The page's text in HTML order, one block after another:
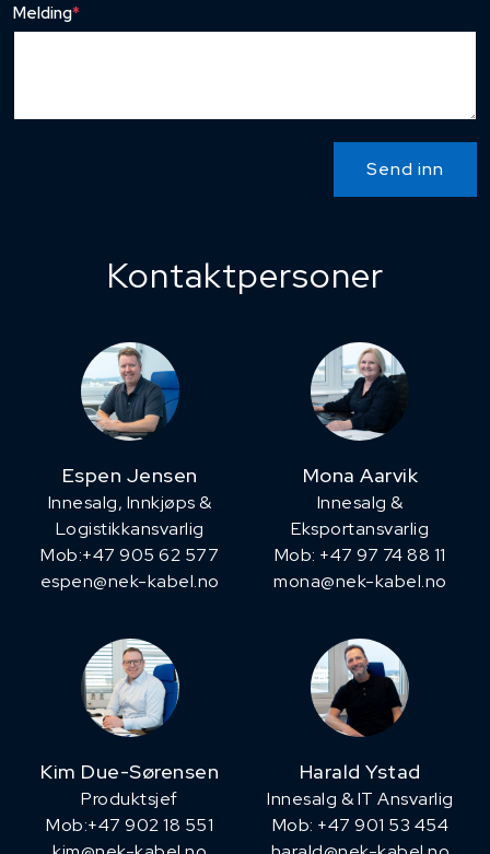
Melding*
Send inn
Kontaktpersoner
Espen Jensen
Innesalg, ​Innkjøps &
Logistikkansvarlig
Mob:+47 905 62 577
espen@nek-kabel.no
Mona Aarvik
Innesalg &
Eksportansvarlig
Mob: +47 97 74 88 11
mona@nek-kabel.no
Kim Due-Sørensen
Produktsjef
​Mob:+47 902 18 551
Harald Ystad
Innesalg & IT Ansvarlig
Mob: +47 901 53 454